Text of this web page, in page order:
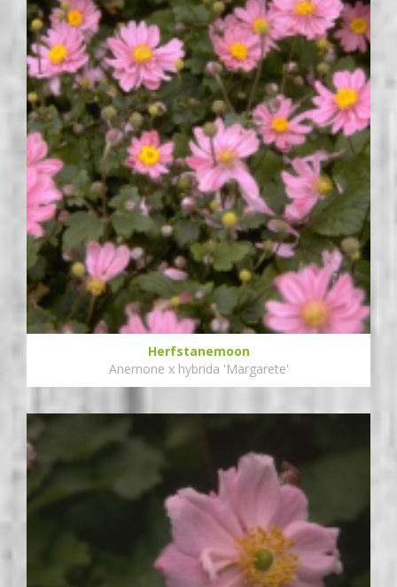
Herfstanemoon
Anemone x hybrida 'Margarete'